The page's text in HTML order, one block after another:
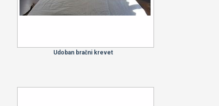
Udoban bračni krevet